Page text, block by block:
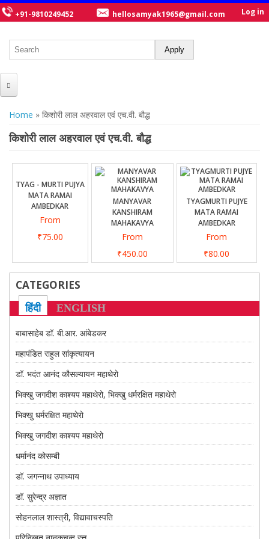
+91-9810249452 hellosamyak1965@gmail.com Log in
ABOUT US
POSTERS
OUR WRITERS
CONTACT US
You are here
Home » किशोरी लाल अहरवाल एवं एच.वी. बौद्ध
किशोरी लाल अहरवाल एवं एच.वी. बौद्ध
TYAG - MURTI PUJYA
MATA RAMAI
AMBEDKAR
From
₹75.00
MANYAVAR
KANSHIRAM
MAHAKAVYA
From
₹450.00
TYAGMURTI PUJYE
MATA RAMAI
AMBEDKAR
From
₹80.00
CATEGORIES
हिंदी ENGLISH
बाबासाहेब डॉ. बी.आर. आंबेडकर
महापंडित राहुल सांकृत्यायन
डॉ. भदंत आनंद कौसल्यायन महाथेरो
भिक्खु जगदीश काश्यप महाथेरो, भिक्खु धर्मरक्षित महाथेरो
भिक्खु धर्मरक्षित महाथेरो
भिक्खु जगदीश काश्यप महाथेरो
धर्मानंद कोसम्बी
डॉ. जगन्नाथ उपाध्याय
डॉ. सुरेन्द्र अज्ञात
सोहनलाल शास्त्री, विद्यावाचस्पति